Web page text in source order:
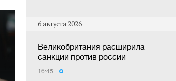
6 августа 2026
Великобритания расширила
санкции против россии
16:45